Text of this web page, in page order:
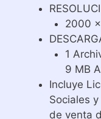
2000
1
9 MB
Incluye
Sociales
de venta